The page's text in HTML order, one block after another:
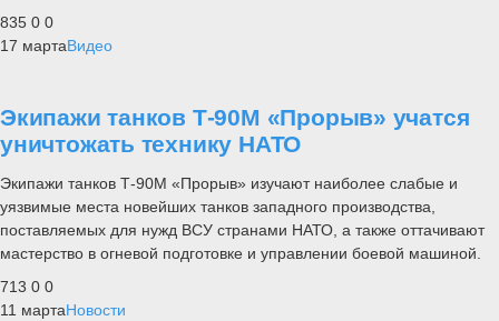
835 0 0
17 мартаВидео
Экипажи танков Т-90М «Прорыв» учатся
уничтожать технику НАТО
Экипажи танков Т-90М «Прорыв» изучают наиболее слабые и
уязвимые места новейших танков западного производства,
поставляемых для нужд ВСУ странами НАТО, а также оттачивают
мастерство в огневой подготовке и управлении боевой машиной.
713 0 0
11 мартаНовости